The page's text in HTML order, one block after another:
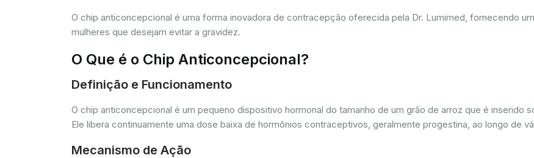
O chip anticoncepcional é uma forma inovadora de contracepção oferecida pela Dr. Lumimed, fornecendo
mulheres que desejam evitar a gravidez.
O Que é o Chip Anticoncepcional?
Definição e Funcionamento
O chip anticoncepcional é um pequeno dispositivo hormonal do tamanho de um grão de arroz que é inserido
Ele libera continuamente uma dose baixa de hormônios contraceptivos, geralmente progestina, ao longo de
Mecanismo de Ação